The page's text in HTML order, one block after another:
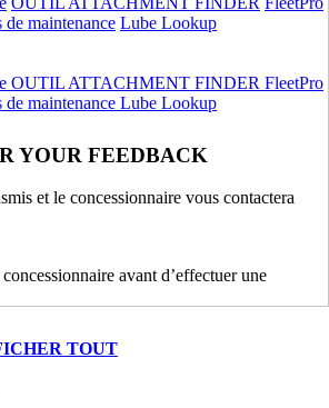
de maintenance Lube Lookup
OUTIL ATTACHMENT FINDER FleetPro
de maintenance Lube Lookup
YOUR FEEDBACK
et le concessionnaire vous contactera
avant d’effectuer une
Bouteurs Sur Chenilles
Compactes
Sur Chenilles
TOUT